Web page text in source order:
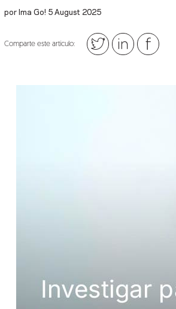
por Ima Go! 5 August 2025
Comparte este artículo: